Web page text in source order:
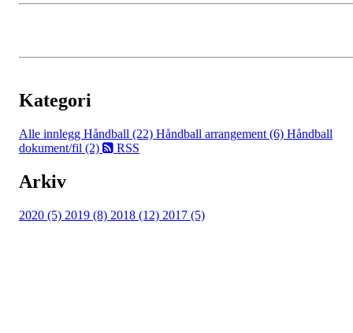
Kategori
Alle innlegg Håndball (22) Håndball arrangement (6) Håndball
dokument/fil (2)
RSS
Arkiv
2020 (5) 2019 (8) 2018 (12) 2017 (5)